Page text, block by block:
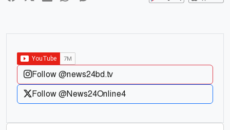
Follow @news24bd.tv
Follow @News24Online4